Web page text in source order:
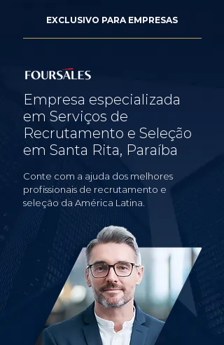
EXCLUSIVO PARA EMPRESAS
Empresa especializada
em Serviços de
Recrutamento e Seleção
em Santa Rita, Paraíba
Conte com a ajuda dos melhores
profissionais de recrutamento e
seleção da América Latina.